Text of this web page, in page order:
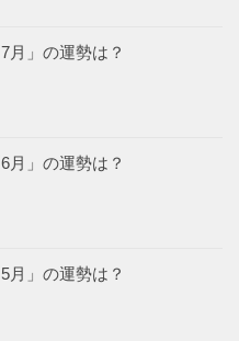
月」の運勢は？
月」の運勢は？
月」の運勢は？